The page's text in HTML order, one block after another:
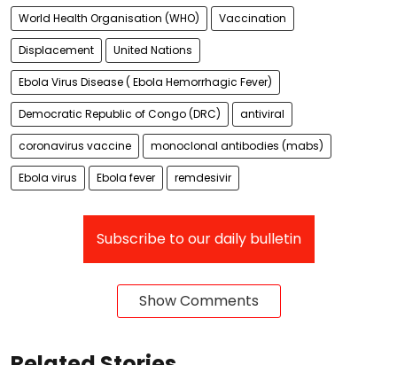
World Health Organisation (WHO) Vaccination
Displacement United Nations
Ebola Virus Disease ( Ebola Hemorrhagic Fever)
Democratic Republic of Congo (DRC) antiviral
coronavirus vaccine monoclonal antibodies (mabs)
Ebola virus Ebola fever remdesivir
Subscribe to our daily bulletin
Show Comments